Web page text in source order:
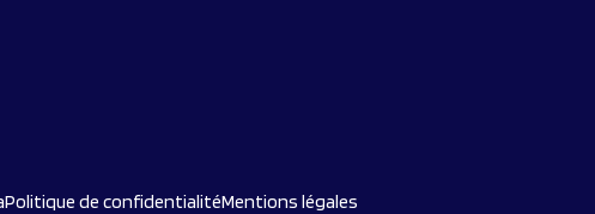
Politique de confidentialitéMentions légales